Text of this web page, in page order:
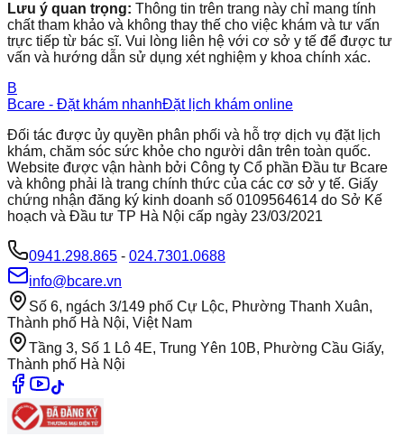
Lưu ý quan trọng: Thông tin trên trang này chỉ mang tính
chất tham khảo và không thay thế cho việc khám và tư vấn
trực tiếp từ bác sĩ. Vui lòng liên hệ với cơ sở y tế để được tư
vấn và hướng dẫn sử dụng xét nghiệm y khoa chính xác.
B
Bcare - Đặt khám nhanhĐặt lịch khám online
Đối tác được ủy quyền phân phối và hỗ trợ dịch vụ đặt lịch
khám, chăm sóc sức khỏe cho người dân trên toàn quốc.
Website được vận hành bởi Công ty Cổ phần Đầu tư Bcare
và không phải là trang chính thức của các cơ sở y tế. Giấy
chứng nhận đăng ký kinh doanh số 0109564614 do Sở Kế
hoạch và Đầu tư TP Hà Nội cấp ngày 23/03/2021
0941.298.865 - 024.7301.0688
info@bcare.vn
Số 6, ngách 3/149 phố Cự Lộc, Phường Thanh Xuân,
Thành phố Hà Nội, Việt Nam
Tầng 3, Số 1 Lô 4E, Trung Yên 10B, Phường Cầu Giấy,
Thành phố Hà Nội